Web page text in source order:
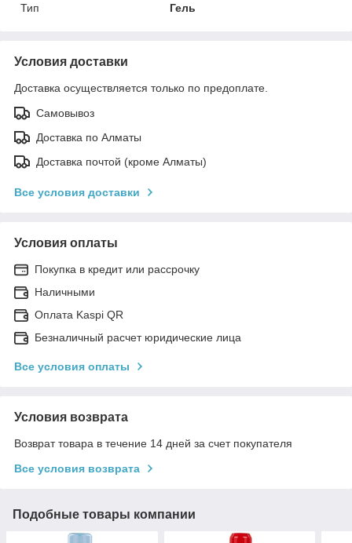
Тип
Гель
Условия доставки
Доставка осуществляется только по предоплате.
Самовывоз
Доставка по Алматы
Доставка почтой (кроме Алматы)
Все условия доставки
Условия оплаты
Покупка в кредит или рассрочку
Наличными
Оплата Kaspi QR
Безналичный расчет юридические лица
Все условия оплаты
Условия возврата
Возврат товара в течение 14 дней за счет покупателя
Все условия возврата
Подобные товары компании